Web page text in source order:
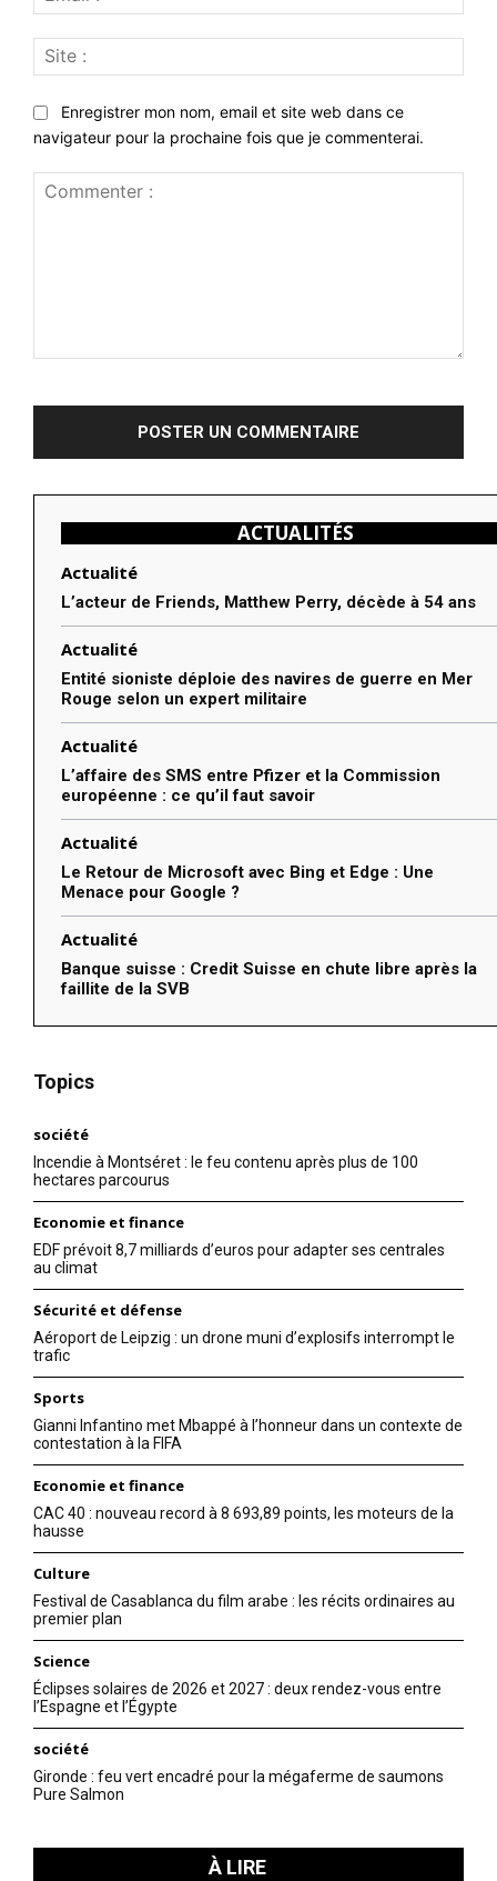
:*
:
Enregistrer mon nom, email et site web dans ce
navigateur pour la prochaine fois que je commenterai.
ACTUALITÉS
Actualité
L’acteur de Friends, Matthew Perry, décède à 54 ans
Actualité
Entité sioniste déploie des navires de guerre en Mer
Rouge selon un expert militaire
Actualité
L’affaire des SMS entre Pfizer et la Commission
européenne : ce qu’il faut savoir
Actualité
Le Retour de Microsoft avec Bing et Edge : Une
Menace pour Google ?
Actualité
Banque suisse : Credit Suisse en chute libre après la
faillite de la SVB
Topics
société
Incendie à Montséret : le feu contenu après plus de 100
hectares parcourus
Economie et finance
EDF prévoit 8,7 milliards d’euros pour adapter ses centrales
au climat
Sécurité et défense
Aéroport de Leipzig : un drone muni d’explosifs interrompt le
trafic
Sports
Gianni Infantino met Mbappé à l’honneur dans un contexte de
contestation à la FIFA
Economie et finance
CAC 40 : nouveau record à 8 693,89 points, les moteurs de la
hausse
Culture
Festival de Casablanca du film arabe : les récits ordinaires au
premier plan
Science
Éclipses solaires de 2026 et 2027 : deux rendez-vous entre
l’Espagne et l’Égypte
société
Gironde : feu vert encadré pour la mégaferme de saumons
Pure Salmon
À LIRE